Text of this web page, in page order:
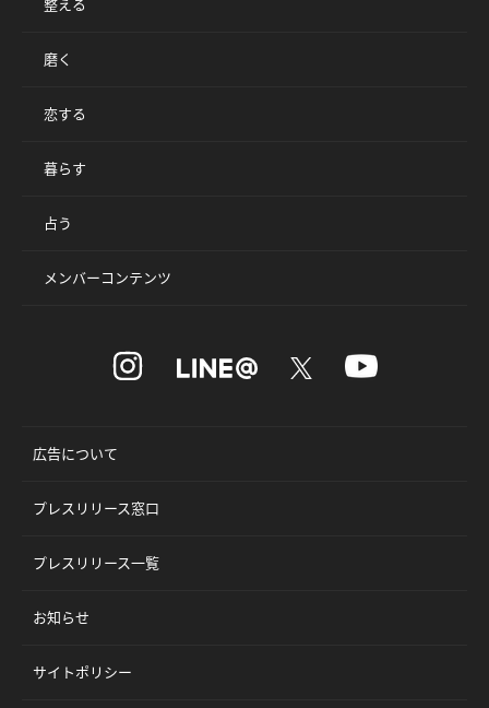
整える
磨く
恋する
暮らす
占う
メンバーコンテンツ
広告について
プレスリリース窓口
プレスリリース一覧
お知らせ
サイトポリシー